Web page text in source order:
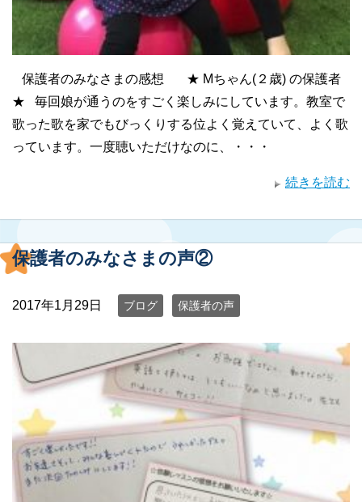
保護者のみなさまの感想 ★ Mちゃん(２歳) の保護者
★ 毎回娘が通うのをすごく楽しみにしています。教室で
歌った歌を家でもびっくりする位よく覚えていて、よく歌
っています。一度聴いただけなのに、・・・
続きを読む
保護者のみなさまの声②
2017年1月29日 ブログ 保護者の声